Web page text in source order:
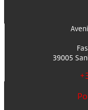
39005